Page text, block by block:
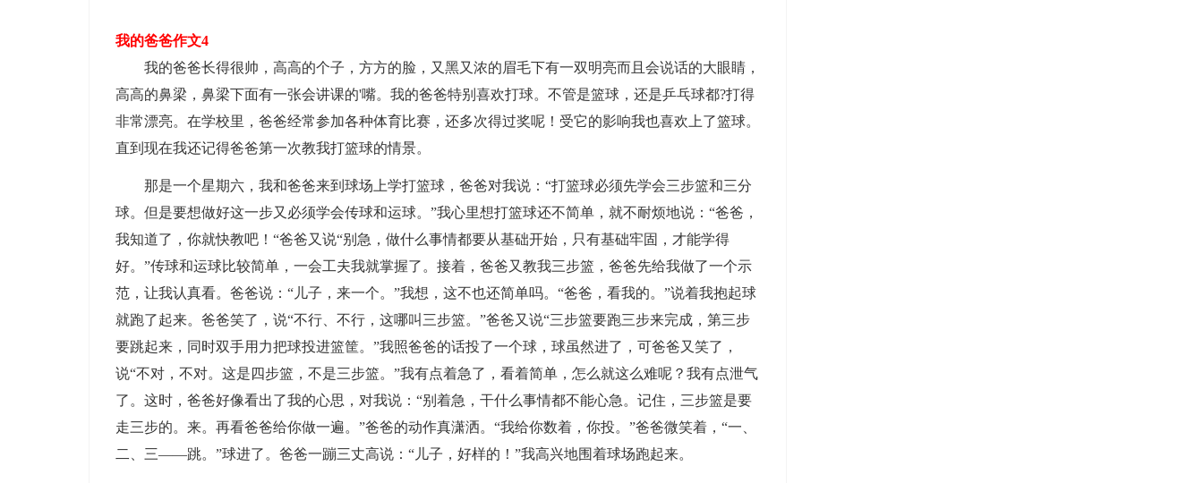
我的爸爸作文4
我的爸爸长得很帅，高高的个子，方方的脸，又黑又浓的眉毛下有一双明亮而且会说话的大眼睛，
高高的鼻梁，鼻梁下面有一张会讲课的'嘴。我的爸爸特别喜欢打球。不管是篮球，还是乒乓球都?打得
非常漂亮。在学校里，爸爸经常参加各种体育比赛，还多次得过奖呢！受它的影响我也喜欢上了篮球。
直到现在我还记得爸爸第一次教我打篮球的情景。
那是一个星期六，我和爸爸来到球场上学打篮球，爸爸对我说：“打篮球必须先学会三步篮和三分
球。但是要想做好这一步又必须学会传球和运球。”我心里想打篮球还不简单，就不耐烦地说：“爸爸，
我知道了，你就快教吧！“爸爸又说“别急，做什么事情都要从基础开始，只有基础牢固，才能学得
好。”传球和运球比较简单，一会工夫我就掌握了。接着，爸爸又教我三步篮，爸爸先给我做了一个示
范，让我认真看。爸爸说：“儿子，来一个。”我想，这不也还简单吗。“爸爸，看我的。”说着我抱起球
就跑了起来。爸爸笑了，说“不行、不行，这哪叫三步篮。”爸爸又说“三步篮要跑三步来完成，第三步
要跳起来，同时双手用力把球投进篮筐。”我照爸爸的话投了一个球，球虽然进了，可爸爸又笑了，
说“不对，不对。这是四步篮，不是三步篮。”我有点着急了，看着简单，怎么就这么难呢？我有点泄气
了。这时，爸爸好像看出了我的心思，对我说：“别着急，干什么事情都不能心急。记住，三步篮是要
走三步的。来。再看爸爸给你做一遍。”爸爸的动作真潇洒。“我给你数着，你投。”爸爸微笑着，“一、
二、三——跳。”球进了。爸爸一蹦三丈高说：“儿子，好样的！”我高兴地围着球场跑起来。